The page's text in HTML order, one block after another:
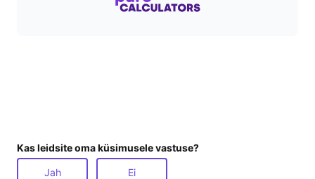
Kas leidsite oma küsimusele vastuse?
Jah Ei